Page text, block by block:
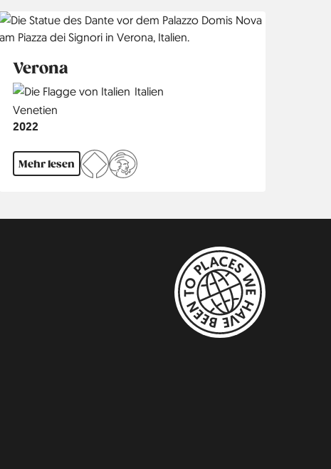
Verona
Country
Italien
Region
Venetien
Jahr
2022
Mehr lesen